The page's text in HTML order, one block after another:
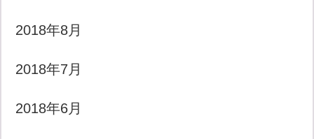
2018年8月
2018年7月
2018年6月